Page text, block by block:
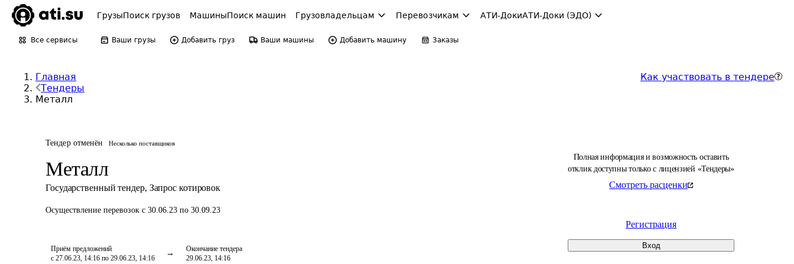
ГрузыПоиск грузов МашиныПоиск машин Грузовладельцам Перевозчикам АТИ-ДокиАТИ-Доки (ЭДО)
Все сервисы Ваши грузы Добавить груз Ваши машины Добавить машину Заказы
Главная
Тендеры
Металл
Как участвовать в тендере
Тендер отменён Несколько поставщиков
Металл
Государственный тендер, Запрос котировок
Осуществление перевозок с 30.06.23 по 30.09.23
Приём предложений
с 27.06.23, 14:16 по 29.06.23, 14:16
Окончание тендера
29.06.23, 14:16
Полная информация и возможность оставить
отклик доступны только с лицензией «Тендеры»
Смотреть расценки
Регистрация
Вход